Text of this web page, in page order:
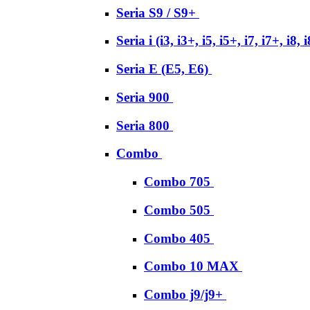
Seria S9 / S9+
Seria i (i3, i3+, i5, i5+, i7, i7+, i8,
Seria E (E5, E6)
Seria 900
Seria 800
Combo
Combo 705
Combo 505
Combo 405
Combo 10 MAX
Combo j9/j9+